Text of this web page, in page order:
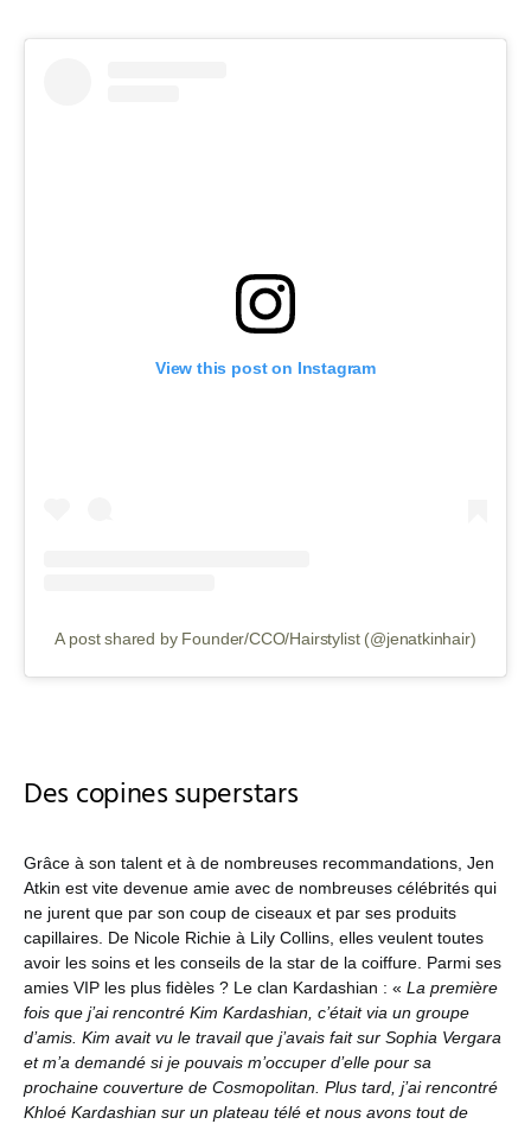
View this post on Instagram
A post shared by Founder/CCO/Hairstylist (@jenatkinhair)
Des copines superstars
Grâce à son talent et à de nombreuses recommandations, Jen
Atkin est vite devenue amie avec de nombreuses célébrités qui
ne jurent que par son coup de ciseaux et par ses produits
capillaires. De Nicole Richie à Lily Collins, elles veulent toutes
avoir les soins et les conseils de la star de la coiffure. Parmi ses
amies VIP les plus fidèles ? Le clan Kardashian : « La première
fois que j’ai rencontré Kim Kardashian, c’était via un groupe
d’amis. Kim avait vu le travail que j’avais fait sur Sophia Vergara
et m’a demandé si je pouvais m’occuper d’elle pour sa
prochaine couverture de Cosmopolitan. Plus tard, j’ai rencontré
Khloé Kardashian sur un plateau télé et nous avons tout de